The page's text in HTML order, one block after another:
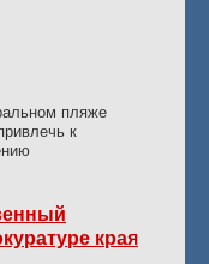
пляже
к
края